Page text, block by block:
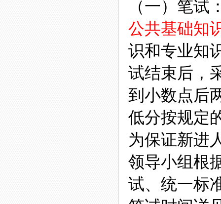
（一）笔
公共基础知
识和专业知
试结束后，
到小数点后
低分按规定
为保证新进
领导小组根
试、统一标